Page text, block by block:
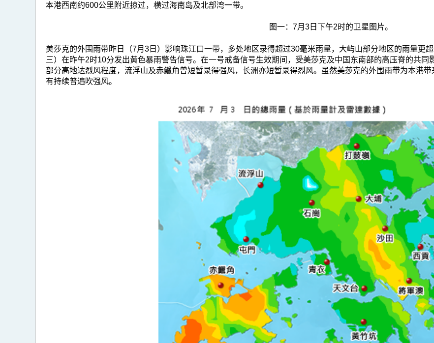
本港西南约600公里附近掠过，横过海南岛及北部湾一带。
图一：7月3日下午2时的卫星图片。
美莎克的外围雨带昨日（7月3日）影响珠江口一带，多处地区录得超过30毫米雨量，大屿山部分地区的雨量更
三）在昨午2时10分发出黄色暴雨警告信号。在一号戒备信号生效期间，受美莎克及中国东南部的高压脊的共同
部分高地达烈风程度，流浮山及赤鱲角曾短暂录得强风，长洲亦短暂录得烈风。虽然美莎克的外围雨带为本港
有持续普遍吹强风。